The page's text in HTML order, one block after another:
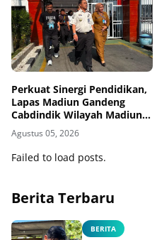
Perkuat Sinergi Pendidikan,
Lapas Madiun Gandeng
Cabdindik Wilayah Madiun
Hadirkan Program TITL
Agustus 05, 2026
Failed to load posts.
Berita Terbaru
BERITA